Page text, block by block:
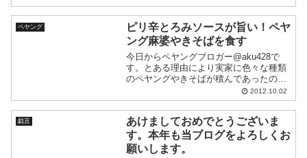
ら！
ペヤング
ピリ辛とろみソースが旨い！ペヤ
ング麻婆やきそばを食す
今日からペヤングブロガー@aku428で
す。とある理由により実家に色々な種類
のペヤングやきそばが積んであったの
で、頂いてきました。食べつつ、徐々に
紹介していきたいと思います。まずは、
こちらペヤング麻婆やきそば（バー
ン！！）やきそばと麻婆豆腐...
2012.10.02
戯言
あけましておめでとうございま
す。本年も当ブログをよろしくお
願いします。